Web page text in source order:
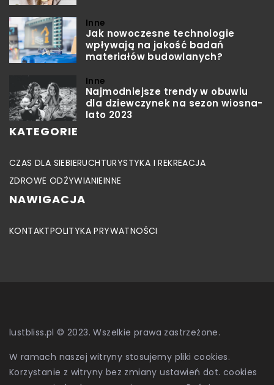
Inne
Jak nowoczesne technologie
wpływają na jakość badań
materiałów budowlanych?
Inne
Najmodniejsze trendy w obuwiu
dla dziewczynek na sezon wiosna-
lato 2023
KATEGORIE
CZAS DLA SIEBIERUCHTURYSTYKA I REKREACJA
ZDROWE ODŻYWIANIEINNE
NAWIGACJA
KONTAKTPOLITYKA PRYWATNOŚCI
lustbliss.pl © 2023. Wszelkie prawa zastrzeżone.
W ramach naszej witryny stosujemy pliki cookies.
Korzystanie z witryny bez zmiany ustawień dot. cookies